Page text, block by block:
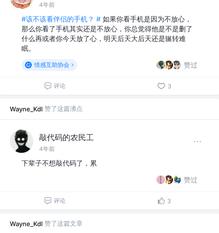
4年前
#该不该看伴侣的手机？ # 如果你看手机是因为不放心，
那么你看了手机其实还是不放心，你总觉得他是不是删了
什么再或者你今天放了心，明天后天大后天还是辗转难
眠。
情感互助协会 赞过
评论 3
Wayne_Kdl 赞了这篇沸点
敲代码的农民工
4年前
下辈子不想敲代码了，累
赞过
评论 3
Wayne_Kdl 赞了这篇文章